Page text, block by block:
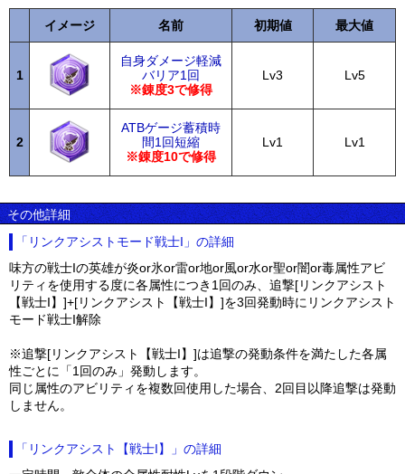
イメージ 名前 初期値 最大値
1
自身ダメージ軽減
バリア1回
※錬度3で修得
Lv3 Lv5
2
ATBゲージ蓄積時
間1回短縮
※錬度10で修得
Lv1 Lv1
その他詳細
「リンクアシストモード戦士I」の詳細
味方の戦士Iの英雄が炎or氷or雷or地or風or水or聖or闇or毒属性アビ
リティを使用する度に各属性につき1回のみ、追撃[リンクアシスト
【戦士I】]+[リンクアシスト【戦士I】]を3回発動時にリンクアシスト
モード戦士I解除
※追撃[リンクアシスト【戦士I】]は追撃の発動条件を満たした各属
性ごとに「1回のみ」発動します。
同じ属性のアビリティを複数回使用した場合、2回目以降追撃は発動
しません。
「リンクアシスト【戦士I】」の詳細